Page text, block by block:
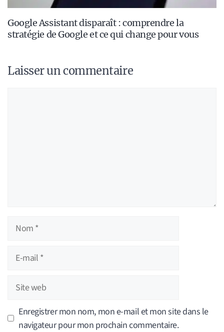
Google Assistant disparaît : comprendre la
stratégie de Google et ce qui change pour vous
Laisser un commentaire
Nom
Site
web
Enregistrer mon nom, mon e-mail et mon site dans le
navigateur pour mon prochain commentaire.